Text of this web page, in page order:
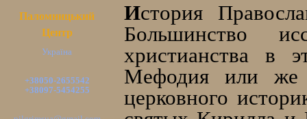
Паломницький
Центр
Україна
+38050-2655542
+38097-5454255
История
Большинство
христианства в
Мефодия или же
церковного